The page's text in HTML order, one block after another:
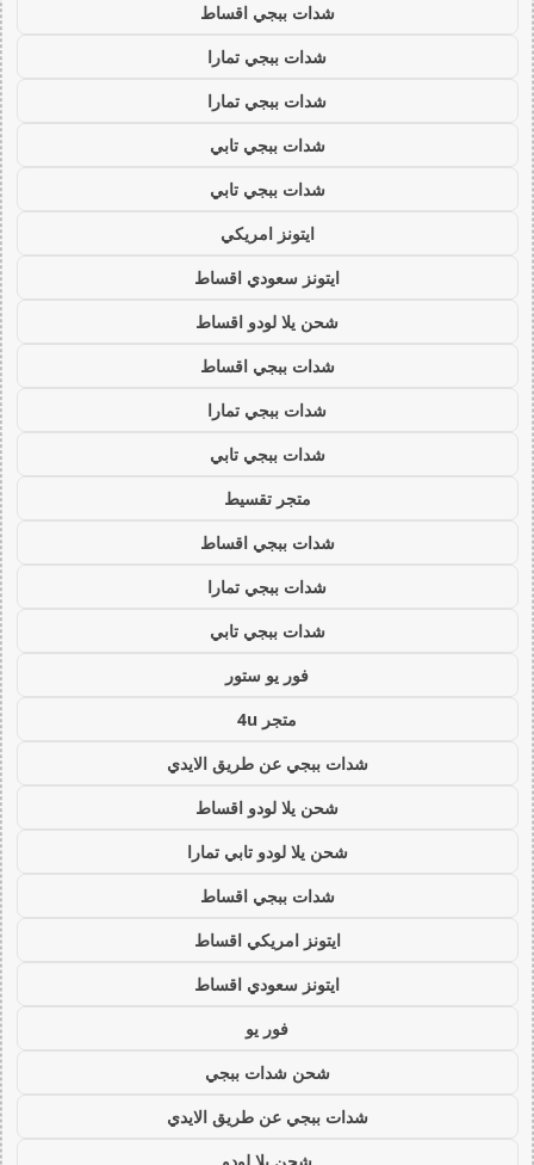
شدات ببجي اقساط
شدات ببجي تمارا
شدات ببجي تمارا
شدات ببجي تابي
شدات ببجي تابي
ايتونز امريكي
ايتونز سعودي اقساط
شحن يلا لودو اقساط
شدات ببجي اقساط
شدات ببجي تمارا
شدات ببجي تابي
متجر تقسيط
شدات ببجي اقساط
شدات ببجي تمارا
شدات ببجي تابي
فور يو ستور
متجر 4u
شدات ببجي عن طريق الايدي
شحن يلا لودو اقساط
شحن يلا لودو تابي تمارا
شدات ببجي اقساط
ايتونز امريكي اقساط
ايتونز سعودي اقساط
فور يو
شحن شدات ببجي
شدات ببجي عن طريق الايدي